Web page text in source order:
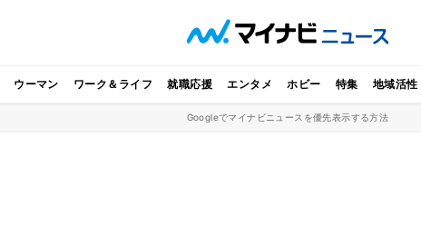
ウーマン ワーク＆ライフ 就職応援 エンタメ ホビー 特集 地域活性
Googleでマイナビニュースを優先表示する方法